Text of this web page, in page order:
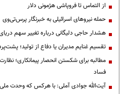
از التماس تا فروپاشی هژمونی دلار
حمله نیروهای اسرائیلی به خبرنگار پرس‌تی‌وی
هشدار حاجی دلیگانی درباره تغییر سهم
تقسیم غنایم مدیران یا دفاع از تولید؛
مطالبه برای شکستن انحصار پیمانکاری؛ نظارت
فساد
آیت‌الله جوادی آملی: با هرکس که وحدت ملی